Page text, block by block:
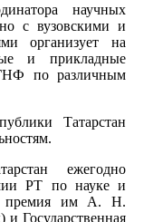
научных
с вузовскими и
организует на
и прикладные
по различным
Татарстан
ежегодно
РТ по науке и
премия им А. Н.
и Государственная